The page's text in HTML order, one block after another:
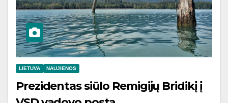
LIETUVA NAUJIENOS
Prezidentas siūlo Remigijų Bridikį į